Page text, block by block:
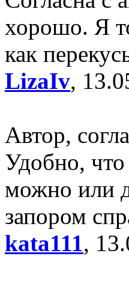
хорошо. Я
как
LizaIv,
Автор,
Удобно,
можно или
запором
kata111,